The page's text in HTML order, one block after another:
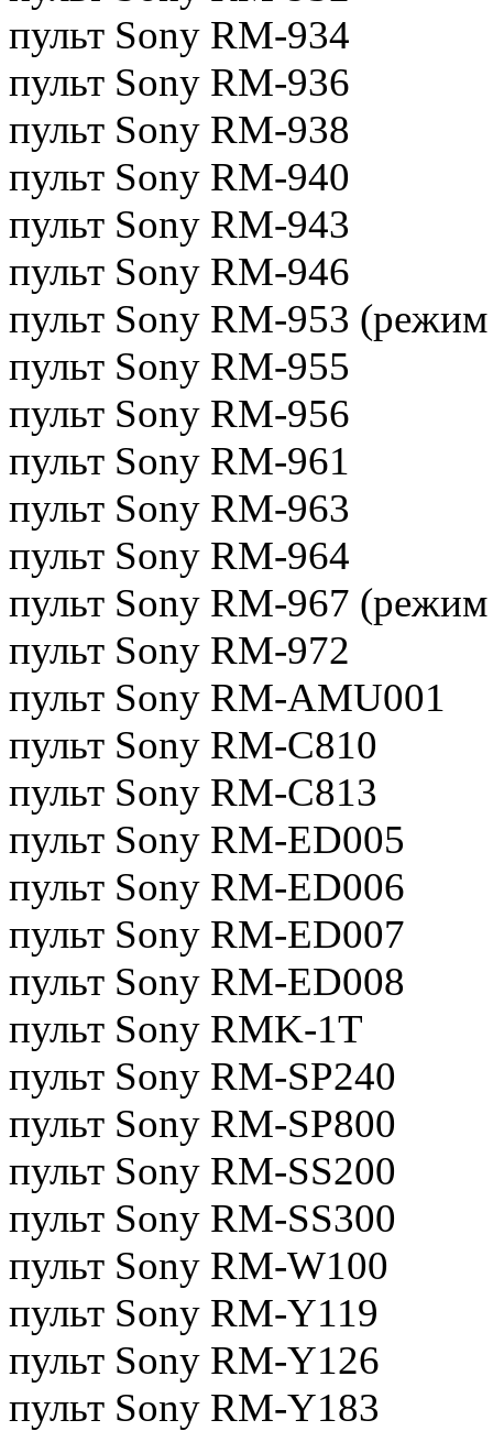
пульт Sony RM-934
пульт Sony RM-936
пульт Sony RM-938
пульт Sony RM-940
пульт Sony RM-943
пульт Sony RM-946
пульт Sony RM-953
пульт Sony RM-955
пульт Sony RM-956
пульт Sony RM-961
пульт Sony RM-963
пульт Sony RM-964
пульт Sony RM-967
пульт Sony RM-972
пульт Sony RM-AMU001
пульт Sony RM-C810
пульт Sony RM-C813
пульт Sony RM-ED005
пульт Sony RM-ED006
пульт Sony RM-ED007
пульт Sony RM-ED008
пульт Sony RMK-1T
пульт Sony RM-SP240
пульт Sony RM-SP800
пульт Sony RM-SS200
пульт Sony RM-SS300
пульт Sony RM-W100
пульт Sony RM-Y119
пульт Sony RM-Y126
пульт Sony RM-Y183